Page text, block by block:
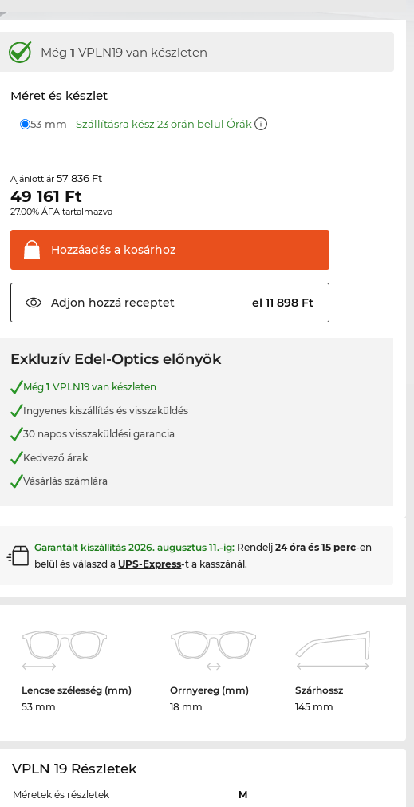
Még1 VPLN19 van készleten
Méret és készlet
53 mm Szállításra kész 23 órán belül Órák
Ajánlott ár57 836 Ft
49 161 Ft
27.00% ÁFA tartalmazva
Hozzáadás a kosárhoz
Adjon hozzá receptet el 11 898 Ft
Exkluzív Edel-Optics előnyök
Még1 VPLN19 van készleten
Ingyenes kiszállítás és visszaküldés
30 napos visszaküldési garancia
Kedvező árak
Vásárlás számlára
Garantált kiszállítás2026. augusztus 11.-ig: Rendelj24 óra és 15 perc-en
belül és válaszd a UPS-Express-t a kasszánál.
Lencse szélesség (mm)
53 mm
Orrnyereg (mm)
18 mm
Szárhossz
145 mm
VPLN 19 Részletek
Méretek és részletek
M